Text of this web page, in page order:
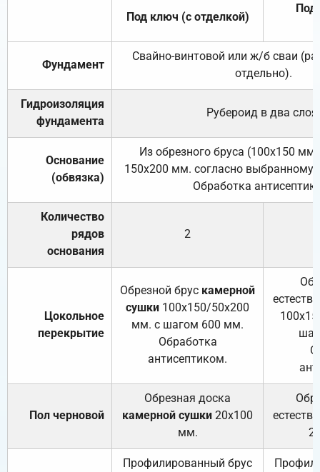
Под ключ (с отделкой)
Под
Фундамент
Свайно-винтовой или ж/б сваи
отдельно).
Гидроизоляция
фундамента
Рубероид в два слоя.
Основание
(обвязка)
Из обрезного бруса (100х150
150х200 мм. согласно выбранному
Обработка
Количество
рядов
основания
2
Цокольное
перекрытие
Обрезной брус камерной
сушки 100х150/50х200
мм. с шагом 600 мм.
Обработка
антисептиком.
Пол черновой
Обрезная доска
камерной сушки 20х100
мм.
Профилированный брус